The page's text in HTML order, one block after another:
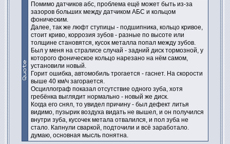
Помимо датчиков абс, проблема ещё может быть из-за
зазоров больших между датчиком АБС и кольцом
фоническим.
Далее, так же люфт ступицы - подшипника, кольцо кривое,
стоит криво, коррозия зубов - разные по высоте или
толщине становятся, кусок металла попал между зубов.
Был у меня на стралисе случай - задний диск тормозной, у
которого фоническое кольцо нарезано на нём самом,
установили новый.
Горит ошибка, автомобиль трогается - гаснет. На скорости
выше 40 км/ч загорается.
Осциллограф показал отсутствие одного зуба, хотя
гребёнка выглядит нормально - новый же диск.
Когда его снял, то увидел причину - был дефект литья
видимо, пузырик воздуха видать не вышел, и он получился
внутри зуба, кусочек метала отвалился, и пол зуба не
стало. Капнули сваркой, подточили и всё заработало.
думаю, основная мысль понятна.